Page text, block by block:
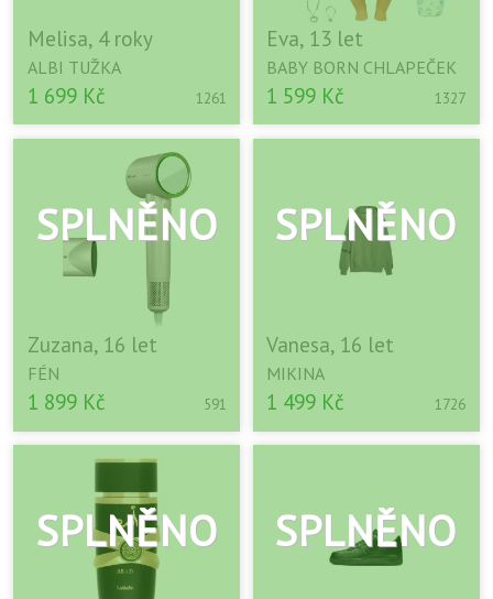
Melisa, 4 roky
ALBI TUŽKA
1 699 Kč 1261
Eva, 13 let
BABY BORN CHLAPEČEK
1 599 Kč 1327
Zuzana, 16 let
FÉN
1 899 Kč 591
Vanesa, 16 let
MIKINA
1 499 Kč 1726